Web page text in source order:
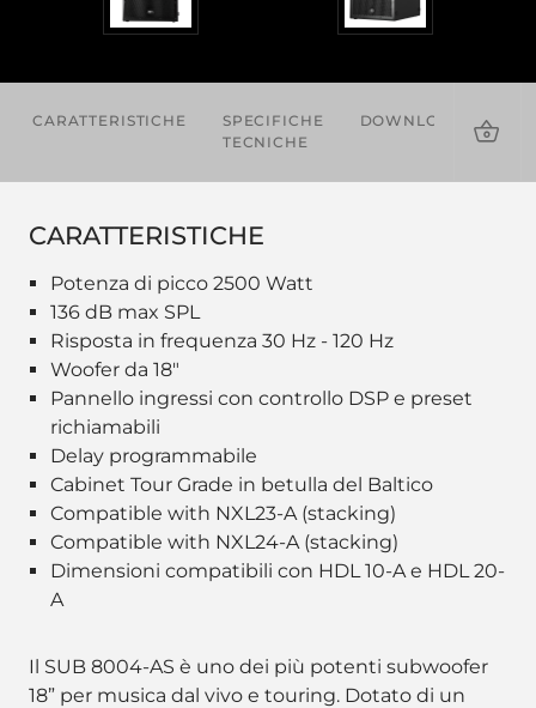
CARATTERISTICHE
SPECIFICHE
TECNICHE
DOWNLOADS
CARATTERISTICHE
Potenza di picco 2500 Watt
136 dB max SPL
Risposta in frequenza 30 Hz - 120 Hz
Woofer da 18"
Pannello ingressi con controllo DSP e preset
richiamabili
Delay programmabile
Cabinet Tour Grade in betulla del Baltico
Compatible with NXL23-A (stacking)
Compatible with NXL24-A (stacking)
Dimensioni compatibili con HDL 10-A e HDL 20-
A
Il SUB 8004-AS è uno dei più potenti subwoofer
18” per musica dal vivo e touring. Dotato di un